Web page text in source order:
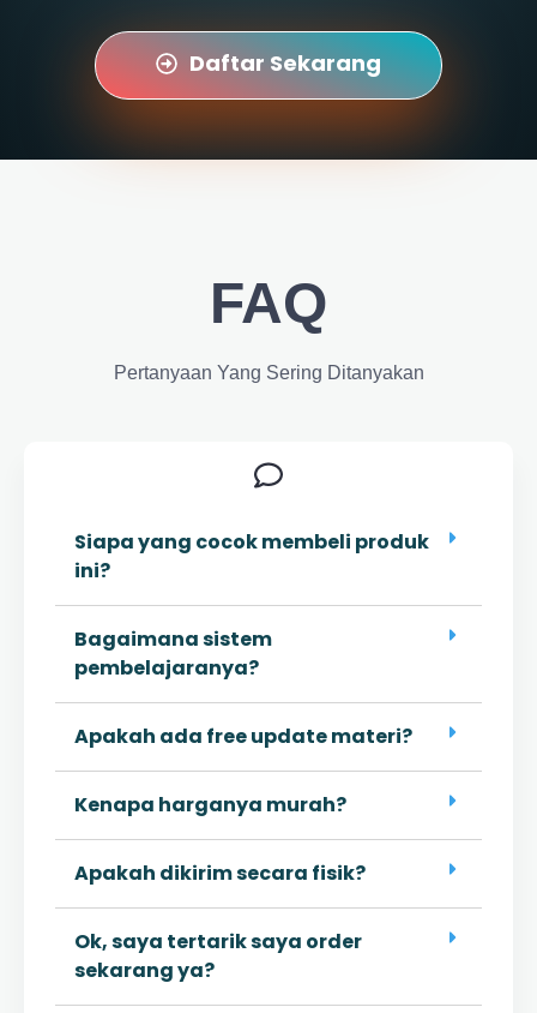
Daftar Sekarang
FAQ
Pertanyaan Yang Sering Ditanyakan
Siapa yang cocok membeli produk
ini?
Bagaimana sistem
pembelajaranya?
Apakah ada free update materi?
Kenapa harganya murah?
Apakah dikirim secara fisik?
Ok, saya tertarik saya order
sekarang ya?